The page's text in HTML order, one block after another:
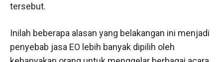
tersebut.
Inilah beberapa alasan yang belakangan ini menjadi
penyebab jasa EO lebih banyak dipilih oleh